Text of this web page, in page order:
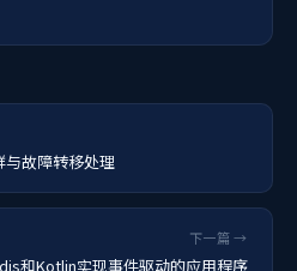
故障转移处理
下一篇 →
和Kotlin实现事件驱动的应用程序